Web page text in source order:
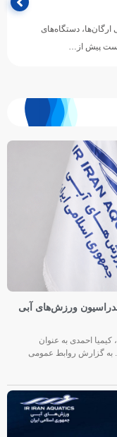
دستگاه‌های
پیش از…
ورزش‌های آبی
احمدی به عنوان
گزارش روابط عمومی